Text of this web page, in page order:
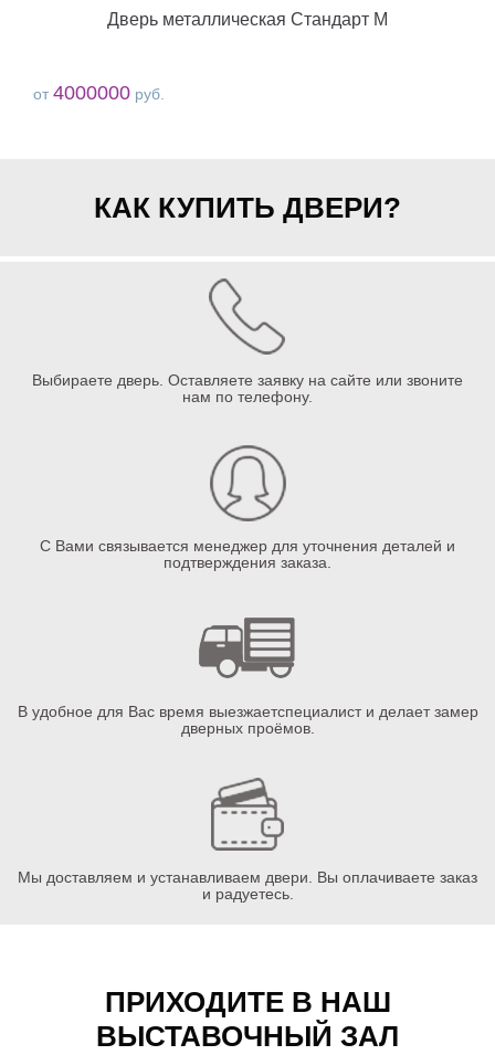
Дверь металлическая Стандарт М
от 4000000 руб.
КАК КУПИТЬ ДВЕРИ?
Выбираете дверь. Оставляете заявку на сайте или звоните
нам по телефону.
С Вами связывается менеджер для уточнения деталей и
подтверждения заказа.
В удобное для Вас время выезжаетспециалист и делает замер
дверных проёмов.
Мы доставляем и устанавливаем двери. Вы оплачиваете заказ
и радуетесь.
ПРИХОДИТЕ В НАШ
ВЫСТАВОЧНЫЙ ЗАЛ